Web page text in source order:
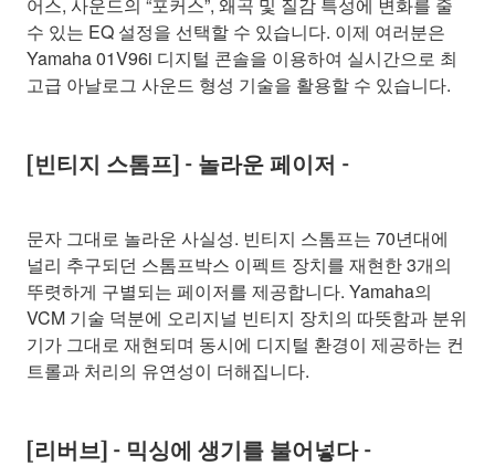
수 있는 EQ 설정을 선택할 수 있습니다. 이제 여러분은
Yamaha 01V96i 디지털 콘솔을 이용하여 실시간으로 최
고급 아날로그 사운드 형성 기술을 활용할 수 있습니다.
[빈티지 스톰프] - 놀라운 페이저 -
문자 그대로 놀라운 사실성. 빈티지 스톰프는 70년대에
널리 추구되던 스톰프박스 이펙트 장치를 재현한 3개의
뚜렷하게 구별되는 페이저를 제공합니다. Yamaha의
VCM 기술 덕분에 오리지널 빈티지 장치의 따뜻함과 분위
기가 그대로 재현되며 동시에 디지털 환경이 제공하는 컨
트롤과 처리의 유연성이 더해집니다.
[리버브] - 믹싱에 생기를 불어넣다 -